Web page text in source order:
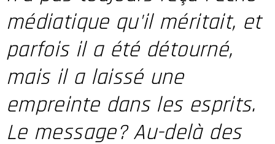
médiatique qu'il méritait, et
parfois il a été détourné,
mais il a laissé une
empreinte dans les esprits.
Le message? Au-delà des